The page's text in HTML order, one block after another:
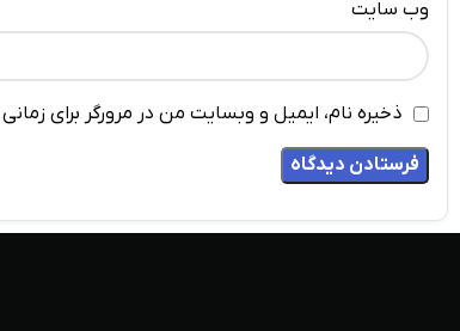
وب‌ سایت
ذخیره نام، ایمیل و وبسایت من در مرورگر برای